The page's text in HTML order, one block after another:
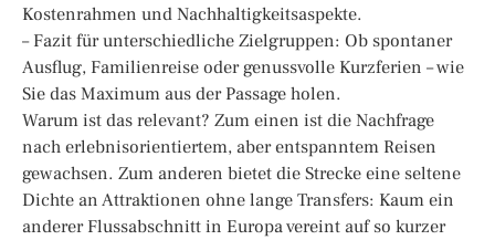
Kostenrahmen und Nachhaltigkeitsaspekte.
– Fazit für unterschiedliche Zielgruppen: Ob spontaner
Ausflug, Familienreise oder genussvolle Kurzferien – wie
Sie das Maximum aus der Passage holen.
Warum ist das relevant? Zum einen ist die Nachfrage
nach erlebnisorientiertem, aber entspanntem Reisen
gewachsen. Zum anderen bietet die Strecke eine seltene
Dichte an Attraktionen ohne lange Transfers: Kaum ein
anderer Flussabschnitt in Europa vereint auf so kurzer